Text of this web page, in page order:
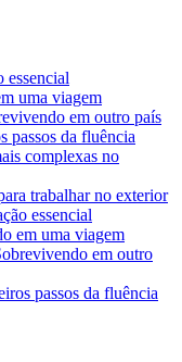
essencial
uma viagem
em outro país
passos da fluência
complexas no
trabalhar no exterior
essencial
em uma viagem
em outro
passos da fluência